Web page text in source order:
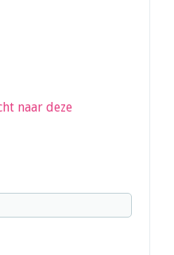
naar deze